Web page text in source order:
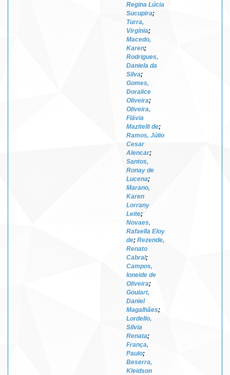
Regina Lúcia
Sucupira;
Turra,
Virgínia;
Macedo,
Karen;
Rodrigues,
Daniela da
Silva;
Gomes,
Doralice
Oliveira;
Oliveira,
Flávia
Mazitelli de;
Ramos, Júlio
Cesar
Alencar;
Santos,
Ronay de
Lucena;
Marano,
Karen
Lorrany
Leite;
Novaes,
Rafaella Eloy
de; Rezende,
Renato
Cabral;
Campos,
Ioneide de
Oliveira;
Goulart,
Daniel
Magalhães;
Lordello,
Silvia
Renata;
França,
Paulo;
Beserra,
Kleidson